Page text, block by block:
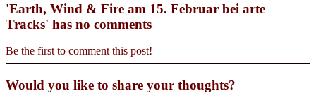
'Earth, Wind & Fire am 15. Februar bei arte
Tracks' has no comments
Be the first to comment this post!
Would you like to share your thoughts?